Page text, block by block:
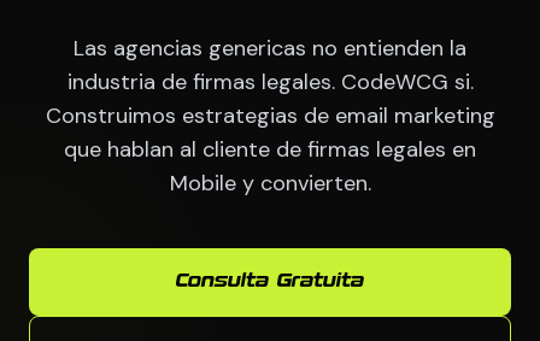
Las agencias genericas no entienden la
industria de firmas legales. CodeWCG si.
Construimos estrategias de email marketing
que hablan al cliente de firmas legales en
Mobile y convierten.
Consulta Gratuita